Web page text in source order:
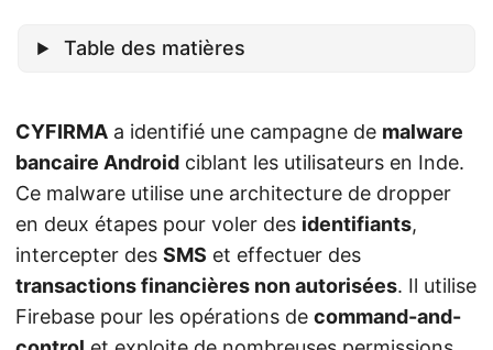
Table des matières
CYFIRMA a identifié une campagne de malware
bancaire Android ciblant les utilisateurs en Inde.
Ce malware utilise une architecture de dropper
en deux étapes pour voler des identifiants,
intercepter des SMS et effectuer des
transactions financières non autorisées. Il utilise
Firebase pour les opérations de command-and-